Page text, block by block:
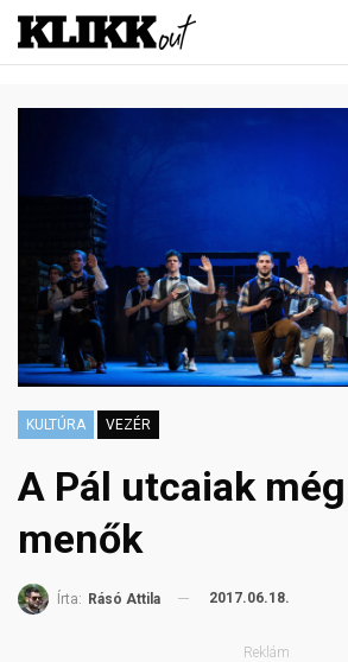
KULTÚRA VEZÉR
A Pál utcaiak
menők
Írta: Rásó Attila 2017.06.18.
Reklám